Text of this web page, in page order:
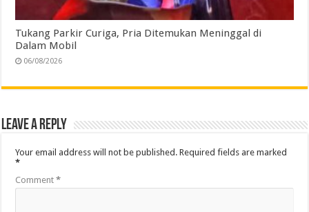
Tukang Parkir Curiga, Pria Ditemukan Meninggal di
Dalam Mobil
06/08/2026
Leave a Reply
Your email address will not be published. Required fields are marked
*
Comment*